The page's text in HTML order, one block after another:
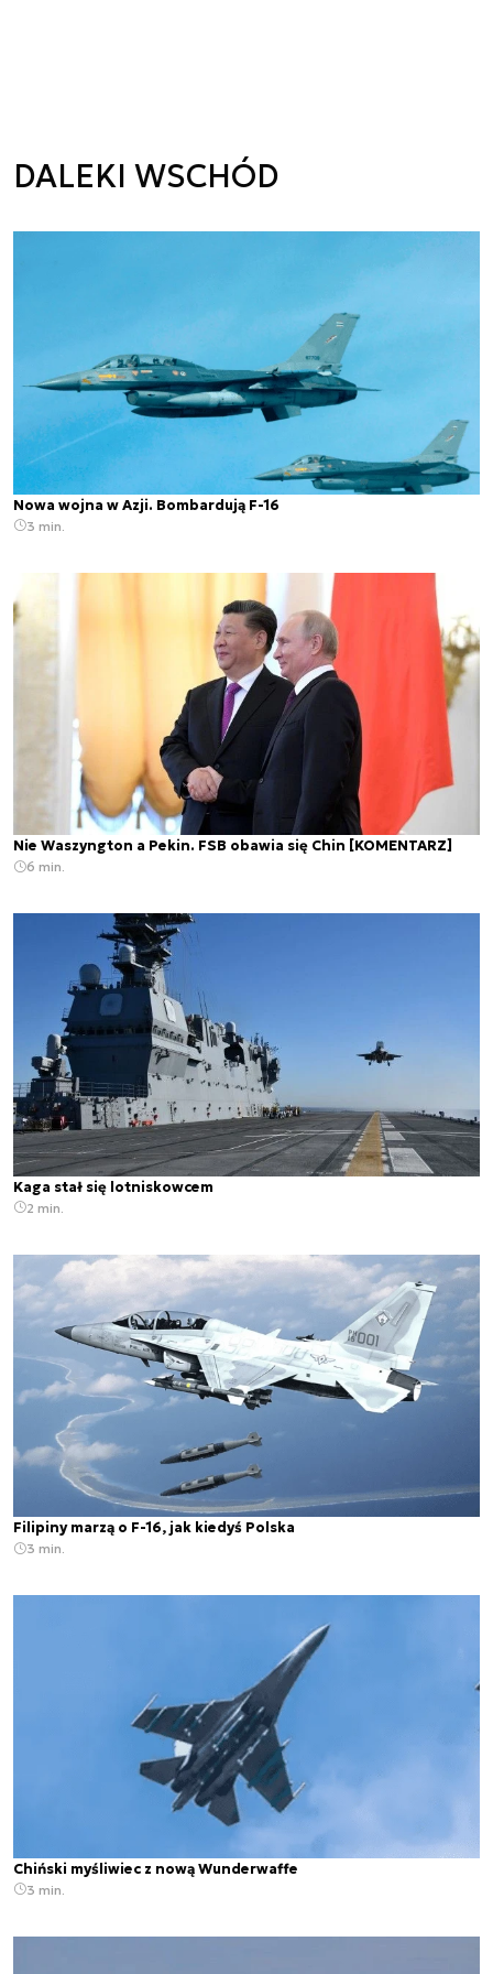
DALEKI WSCHÓD
Nowa wojna w Azji. Bombardują F-16
3 min.
Nie Waszyngton a Pekin. FSB obawia się Chin [KOMENTARZ]
6 min.
Kaga stał się lotniskowcem
2 min.
Filipiny marzą o F-16, jak kiedyś Polska
3 min.
Chiński myśliwiec z nową Wunderwaffe
3 min.